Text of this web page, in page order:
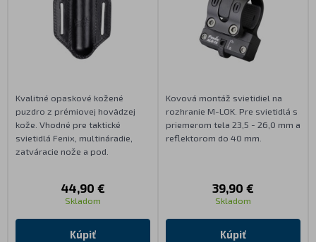
Kvalitné opaskové kožené
puzdro z prémiovej hovädzej
kože. Vhodné pre taktické
svietidlá Fenix, multináradie,
zatváracie nože a pod.
44,90 €
Skladom
Kúpiť
Kovová montáž svietidiel na
rozhranie M-LOK. Pre svietidlá s
priemerom tela 23,5 - 26,0 mm a
reflektorom do 40 mm.
39,90 €
Skladom
Kúpiť